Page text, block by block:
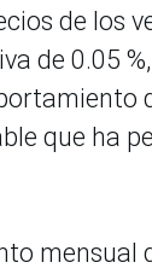
de los
de 0.05
que ha
mensual